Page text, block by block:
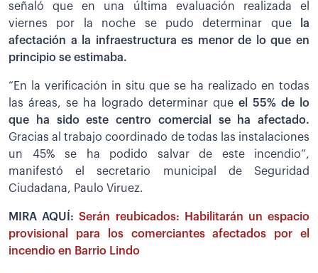
señaló que en una última evaluación realizada el
viernes por la noche se pudo determinar que
la
afectación a la infraestructura es menor de lo que en
principio se estimaba.
“En la verificación in situ que se ha realizado en todas
las áreas, se ha logrado determinar que el 55% de lo
que ha sido este centro comercial se ha afectado.
Gracias al trabajo coordinado de todas las instalaciones
un 45% se ha podido salvar de este incendio”,
manifestó el secretario municipal de Seguridad
Ciudadana, Paulo Viruez.
MIRA AQUÍ:Serán reubicados: Habilitarán un espacio
provisional para los comerciantes afectados por el
incendio en Barrio Lindo